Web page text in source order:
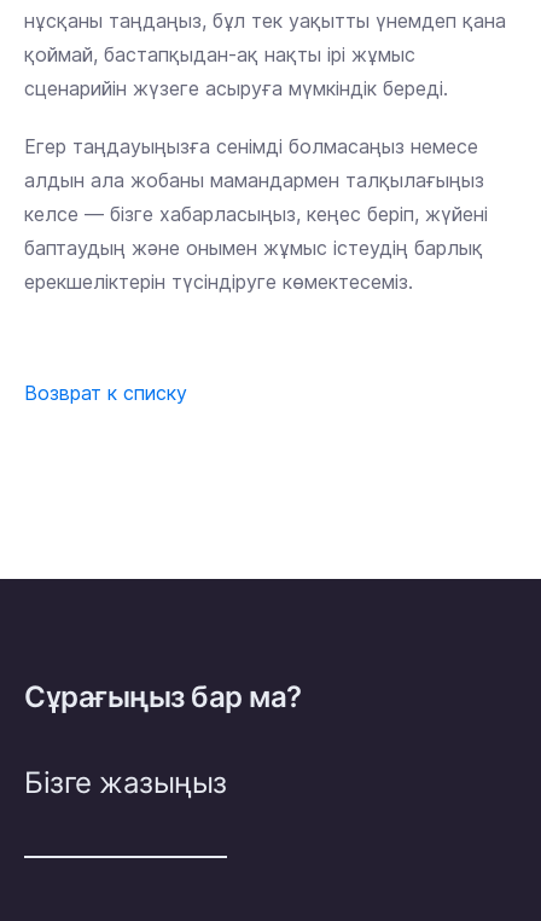
нұсқаны таңдаңыз, бұл тек уақытты үнемдеп қана
қоймай, бастапқыдан-ақ нақты ірі жұмыс
сценарийін жүзеге асыруға мүмкіндік береді.
Егер таңдауыңызға сенімді болмасаңыз немесе
алдын ала жобаны мамандармен талқылағыңыз
келсе — бізге хабарласыңыз, кеңес беріп, жүйені
баптаудың және онымен жұмыс істеудің барлық
ерекшеліктерін түсіндіруге көмектесеміз.
Возврат к списку
Сұрағыңыз бар ма?
Бізге жазыңыз